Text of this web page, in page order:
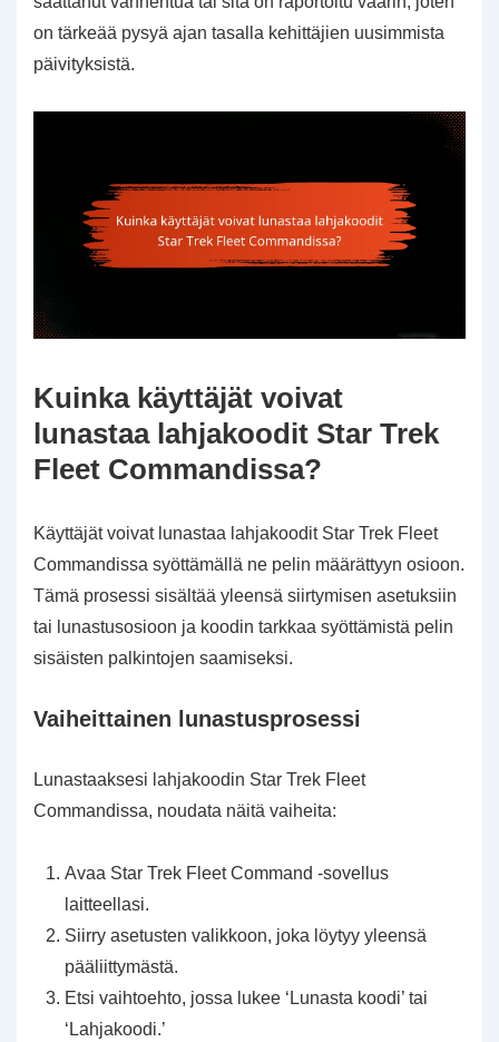
on tärkeää pysyä ajan tasalla kehittäjien uusimmista
päivityksistä.
Kuinka käyttäjät voivat
lunastaa lahjakoodit Star Trek
Fleet Commandissa?
Käyttäjät voivat lunastaa lahjakoodit Star Trek Fleet
Commandissa syöttämällä ne pelin määrättyyn osioon.
Tämä prosessi sisältää yleensä siirtymisen asetuksiin
tai lunastusosioon ja koodin tarkkaa syöttämistä pelin
sisäisten palkintojen saamiseksi.
Vaiheittainen lunastusprosessi
Lunastaaksesi lahjakoodin Star Trek Fleet
Commandissa, noudata näitä vaiheita:
Avaa Star Trek Fleet Command -sovellus
laitteellasi.
Siirry asetusten valikkoon, joka löytyy yleensä
pääliittymästä.
Etsi vaihtoehto, jossa lukee ‘Lunasta koodi’ tai
‘Lahjakoodi.’